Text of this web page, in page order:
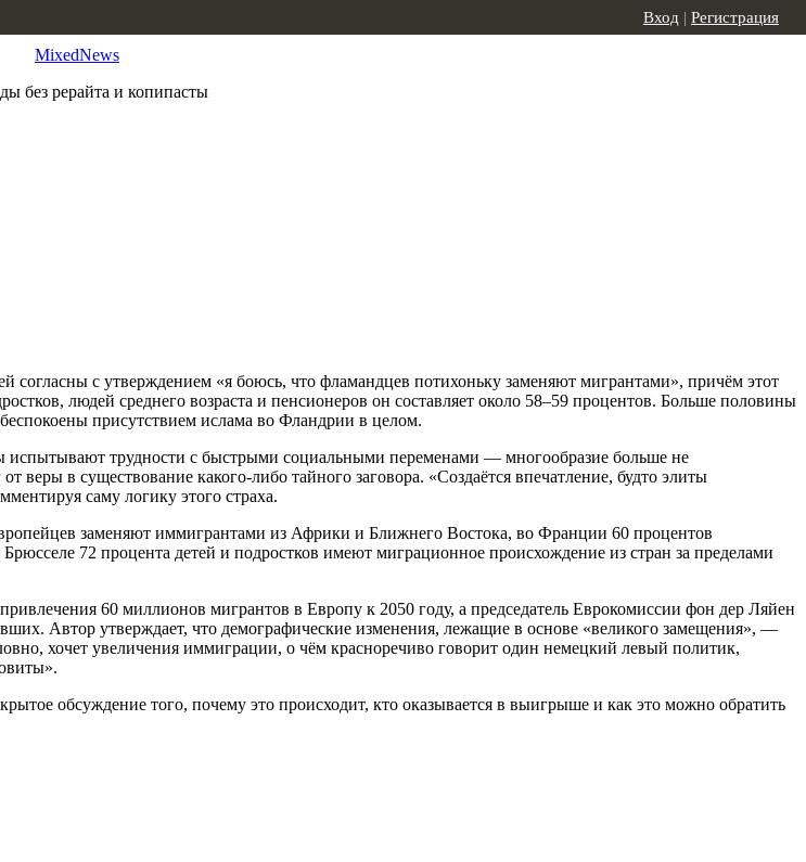
MixedNews
без рерайта и копипасты
Вход | Регистрация
согласны с утверждением «я боюсь, что фламандцев потихоньку заменяют мигрантами», причём этот
людей среднего возраста и пенсионеров он составляет около 58–59 процентов. Больше половины
присутствием ислама во Фландрии в целом.
трудности с быстрыми социальными переменами — многообразие больше не
в существование какого-либо тайного заговора. «Создаётся впечатление, будто элиты
саму логику этого страха.
заменяют иммигрантами из Африки и Ближнего Востока, во Франции 60 процентов
72 процента детей и подростков имеют миграционное происхождение из стран за пределами
60 миллионов мигрантов в Европу к 2050 году, а председатель Еврокомиссии фон дер Ляйен
Автор утверждает, что демографические изменения, лежащие в основе «великого замещения», —
хочет увеличения иммиграции, о чём красноречиво говорит один немецкий левый политик,
обсуждение того, почему это происходит, кто оказывается в выигрыше и как это можно обратить